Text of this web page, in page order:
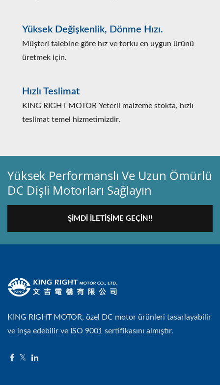
Yüksek Değişkenlik, Dönme Hızı.
Müşteri talebine göre hız ve torku en uygun ürünü
üretmek için.
Hızlı Teslimat
KING RIGHT MOTOR Yeterli malzeme stokta, hızlı
teslimat temel hizmetimizdir.
Yüksek Performanslı Ve Uzun Ömürlü
DC Dişli Motorları Sağlayın
ŞIMDI İLETIŞIME GEÇIN!!
KING RIGHT MOTOR, özel DC motor ürünleri tasarlayabilir
ve inşa edebilir ve ISO 9001 sertifikasını almıştır.